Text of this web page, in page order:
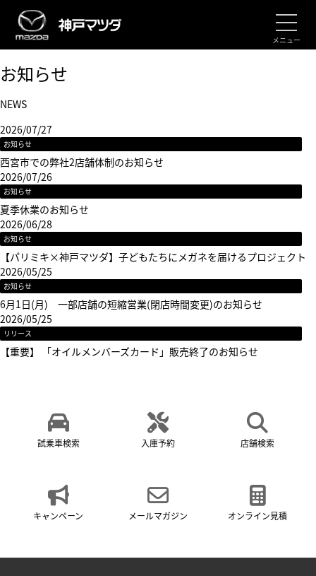
メニュー
お知らせ
NEWS
2026/07/27
お知らせ
西宮市での弊社2店舗体制のお知らせ
2026/07/26
お知らせ
夏季休業のお知らせ
2026/06/28
お知らせ
【パリミキ×神戸マツダ】子どもたちにメガネを届けるプロジェクト
2026/05/25
お知らせ
6月1日(月) 一部店舗の短縮営業(閉店時間変更)のお知らせ
2026/05/25
リリース
【重要】 「オイルメンバーズカード」販売終了のお知らせ
試乗車検索 入庫予約 店舗検索
キャンペーン メールマガジン オンライン見積